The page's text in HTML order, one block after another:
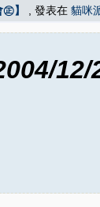
】 , 發表在 貓咪
12/